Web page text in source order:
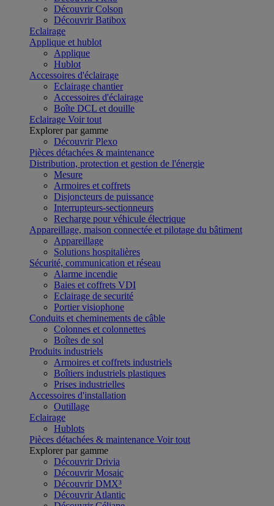
Découvrir Colson
Découvrir Batibox
Eclairage
Applique et hublot
Applique
Hublot
Accessoires d'éclairage
Eclairage chantier
Accessoires d'éclairage
Boîte DCL et douille
Eclairage Voir tout
Explorer par gamme
Découvrir Plexo
Pièces détachées & maintenance
Distribution, protection et gestion de l'énergie
Mesure
Armoires et coffrets
Disjoncteurs de puissance
Interrupteurs-sectionneurs
Recharge pour véhicule électrique
Appareillage, maison connectée et pilotage du bâtiment
Appareillage
Solutions hospitalières
Sécurité, communication et réseau
Alarme incendie
Baies et coffrets VDI
Eclairage de securité
Portier visiophone
Conduits et cheminements de câble
Colonnes et colonnettes
Boîtes de sol
Produits industriels
Armoires et coffrets industriels
Boîtiers industriels plastiques
Prises industrielles
Accessoires d'installation
Outillage
Eclairage
Hublots
Pièces détachées & maintenance Voir tout
Explorer par gamme
Découvrir Drivia
Découvrir Mosaic
Découvrir DMX³
Découvrir Atlantic